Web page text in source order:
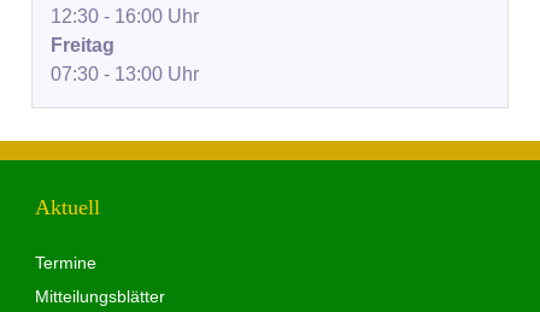
12:30 - 16:00 Uhr
Freitag
07:30 - 13:00 Uhr
Aktuell
Termine
Mitteilungsblätter